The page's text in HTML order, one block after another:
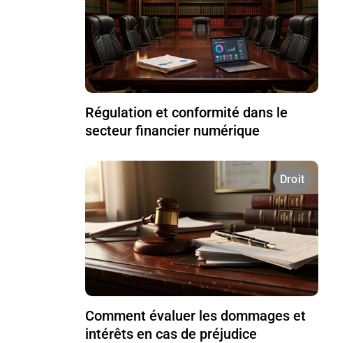
Régulation et conformité dans le
secteur financier numérique
Droit
Comment évaluer les dommages et
intérêts en cas de préjudice